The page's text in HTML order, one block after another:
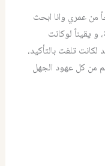
عمري وانا ابحث
يقيناً لوكانت
تلفت بالتأكيد،
من كل عهود الجهل